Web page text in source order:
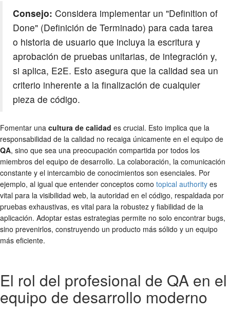
Consejo: Considera implementar un "Definition of
Done" (Definición de Terminado) para cada tarea
o historia de usuario que incluya la escritura y
aprobación de pruebas unitarias, de integración y,
si aplica, E2E. Esto asegura que la calidad sea un
criterio inherente a la finalización de cualquier
pieza de código.
Fomentar una cultura de calidad es crucial. Esto implica que la
responsabilidad de la calidad no recaiga únicamente en el equipo de
QA, sino que sea una preocupación compartida por todos los
miembros del equipo de desarrollo. La colaboración, la comunicación
constante y el intercambio de conocimientos son esenciales. Por
ejemplo, al igual que entender conceptos como topical authority es
vital para la visibilidad web, la autoridad en el código, respaldada por
pruebas exhaustivas, es vital para la robustez y fiabilidad de la
aplicación. Adoptar estas estrategias permite no solo encontrar bugs,
sino prevenirlos, construyendo un producto más sólido y un equipo
más eficiente.
El rol del profesional de QA en el
equipo de desarrollo moderno